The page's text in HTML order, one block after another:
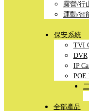
露營/行
運動/智
保安系統
TVI
DVR
IP
POE
全部產品